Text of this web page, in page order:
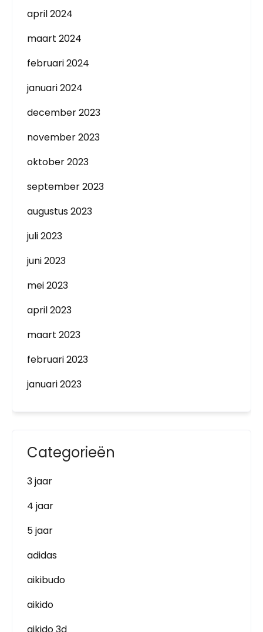
april 2024
maart 2024
februari 2024
januari 2024
december 2023
november 2023
oktober 2023
september 2023
augustus 2023
juli 2023
juni 2023
mei 2023
april 2023
maart 2023
februari 2023
januari 2023
Categorieën
3 jaar
4 jaar
5 jaar
adidas
aikibudo
aikido